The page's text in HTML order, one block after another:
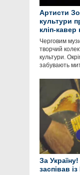
Артисти
культури
кліп-
Черговим
творчий
культури.
забувають
За
заспівав